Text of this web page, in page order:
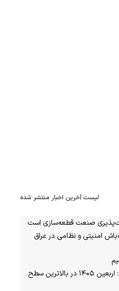
لیست آخرین اخبار منتشر شده
صنعت قطعه‌سازی است
امنیتی و نظامی در عراق
رییس ستاد مرکزی اربعین: اربعین ۱۴۰۵ در بالاترین سطح